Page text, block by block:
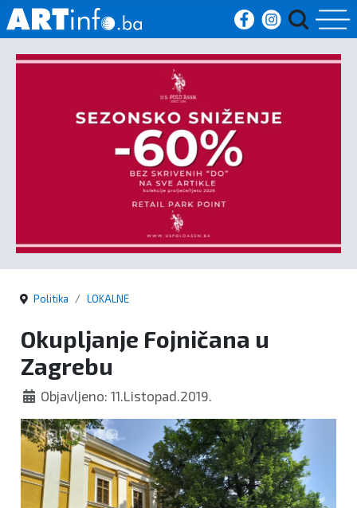
Početna
Vijesti
Crna
kronika
Politika
Zanimljivosti
Politika LOKALNE
Okupljanje Fojničana u
Zagrebu
Objavljeno: 11.Listopad.2019.